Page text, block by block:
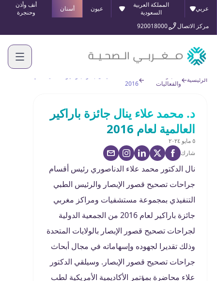
عربي
المملكة العربية
السعودية
عيون أسنان
أنف وأذن
وحنجرة
مركز الاتصال
920018000
الرئيسية
والفعاليات
2016
د. محمد علاء ينال جائزة باراكير
العالمية لعام 2016
٥ مايو ٢٠٢٤
شارك
نال الدكتور محمد علاء الدناصوري رئيس أقسام
جراحات تصحيح قصور الإبصار والرئيس الطبي
التنفيذي بمجموعة مستشفيات ومراكز مغربي
جائزة باراكير لعام 2016 من الجمعية الدولية
لجراحات تصحيح قصور الإبصار بالولايات المتحدة
وذلك تقديرا لجهوده وإسهاماته في مجال أبحاث
جراحات تصحيح قصور الإبصار. وسيلقي الدكتور
علاء محاضرة بمؤتمر الأكاديمية الأمريكية لطب